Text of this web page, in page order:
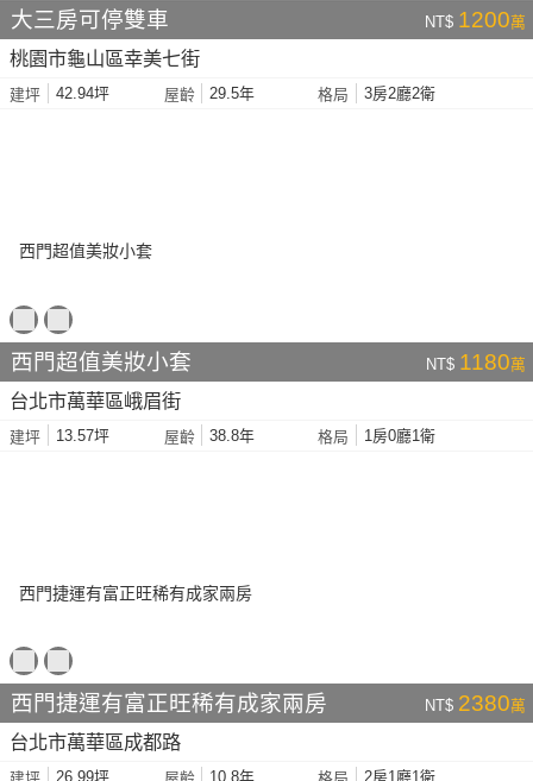
大三房可停雙車 NT$ 1200萬
桃園市龜山區幸美七街
建坪 42.94坪 屋齡 29.5年 格局 3房2廳2衛
西門超值美妝小套 NT$ 1180萬
台北市萬華區峨眉街
建坪 13.57坪 屋齡 38.8年 格局 1房0廳1衛
西門捷運有富正旺稀有成家兩房 NT$ 2380萬
台北市萬華區成都路
26.99坪 10.8年 2房1廳1衛